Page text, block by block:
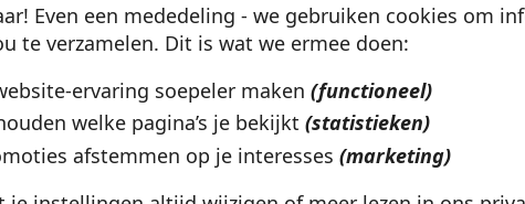
Even een mededeling - we gebruiken cookies om
te verzamelen. Dit is wat we ermee doen:
ervaring soepeler maken (functioneel)
welke pagina’s je bekijkt (statistieken)
afstemmen op je interesses (marketing)
bij wat jij zoekt? In de